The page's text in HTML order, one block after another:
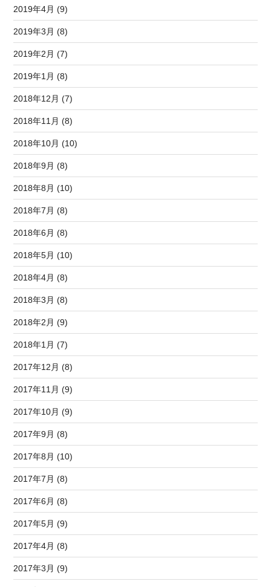
2019年4月 (9)
2019年3月 (8)
2019年2月 (7)
2019年1月 (8)
2018年12月 (7)
2018年11月 (8)
2018年10月 (10)
2018年9月 (8)
2018年8月 (10)
2018年7月 (8)
2018年6月 (8)
2018年5月 (10)
2018年4月 (8)
2018年3月 (8)
2018年2月 (9)
2018年1月 (7)
2017年12月 (8)
2017年11月 (9)
2017年10月 (9)
2017年9月 (8)
2017年8月 (10)
2017年7月 (8)
2017年6月 (8)
2017年5月 (9)
2017年4月 (8)
2017年3月 (9)